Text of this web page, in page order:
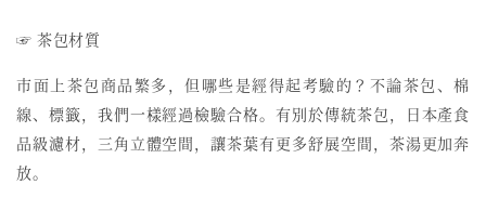
☞ 茶包材質
市面上茶包商品繁多，但哪些是經得起考驗的？不論茶包、棉
線、標籤，我們一樣經過檢驗合格。有別於傳統茶包，日本產食
品級濾材，三角立體空間，讓茶葉有更多舒展空間，茶湯更加奔
放。